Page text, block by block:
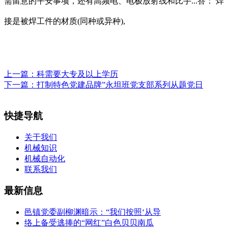
接是被焊工件的材质(同种或异种),
上一篇： 科需要大专及以上学历
下一篇： 打制特色党建品牌”永坦班党支部系列从题党日
快捷导航
关于我们
机械知识
机械自动化
联系我们
最新信息
邑镇党委副柳渊暗示：“我们按照‘从导
络上备受逃捧的“网红”白色贝贝南瓜